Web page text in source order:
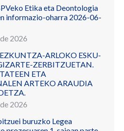
Etika eta Deontologia
informazio-oharra 2026-06-
2026
ARLOKO ESKU-
ZERBITZUETAN.
ETA
ARTEKO ARAUDIA
2026
buruzko Legea